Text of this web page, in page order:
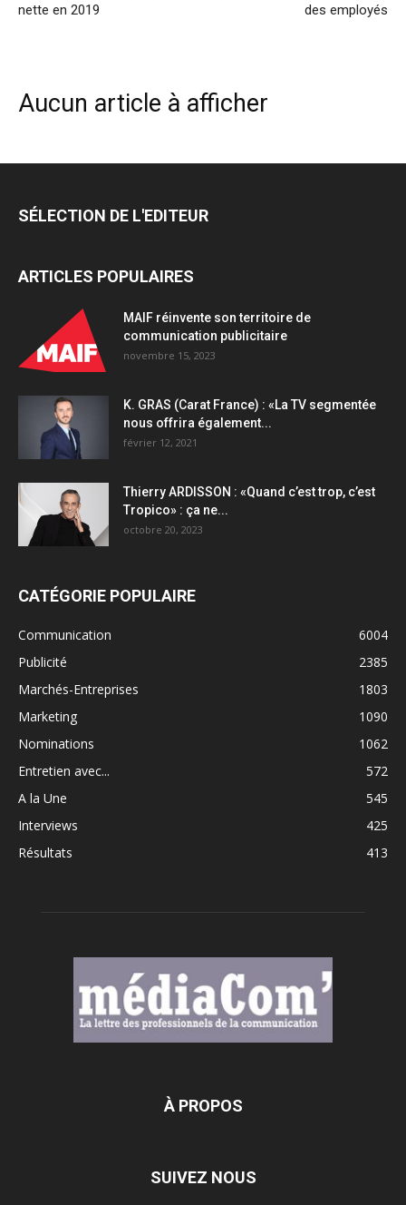
nette en 2019
des employés
Aucun article à afficher
SÉLECTION DE L'EDITEUR
ARTICLES POPULAIRES
MAIF réinvente son territoire de
communication publicitaire
novembre 15, 2023
K. GRAS (Carat France) : «La TV segmentée
nous offrira également...
février 12, 2021
Thierry ARDISSON : «Quand c’est trop, c’est
Tropico» : ça ne...
octobre 20, 2023
CATÉGORIE POPULAIRE
Communication
6004
Publicité
2385
Marchés-Entreprises
1803
Marketing
1090
Nominations
1062
Entretien avec...
572
A la Une
545
Interviews
425
Résultats
413
À PROPOS
SUIVEZ NOUS